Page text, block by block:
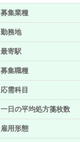
募集業種
勤務地
最寄駅
募集職種
応需科目
一日の平均処方箋枚数
雇用形態